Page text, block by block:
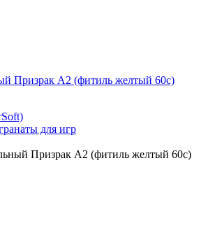
для игр
Призрак А2 (фитиль желтый 60с)